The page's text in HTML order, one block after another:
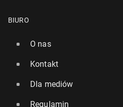
BIURO
O nas
Kontakt
Dla mediów
Regulamin